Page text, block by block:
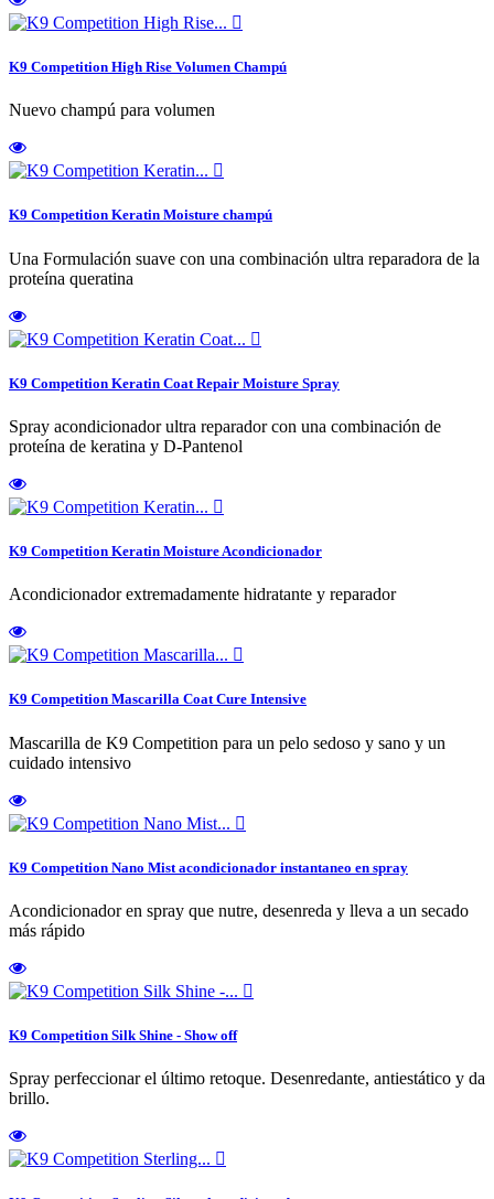

K9 Competition High Rise Volumen Champú
Nuevo champú para volumen

K9 Competition Keratin Moisture champú
Una Formulación suave con una combinación ultra reparadora de la
proteína queratina

K9 Competition Keratin Coat Repair Moisture Spray
Spray acondicionador ultra reparador con una combinación de
proteína de keratina y D-Pantenol

K9 Competition Keratin Moisture Acondicionador
Acondicionador extremadamente hidratante y reparador

K9 Competition Mascarilla Coat Cure Intensive
Mascarilla de K9 Competition para un pelo sedoso y sano y un
cuidado intensivo

K9 Competition Nano Mist acondicionador instantaneo en spray
Acondicionador en spray que nutre, desenreda y lleva a un secado
más rápido

K9 Competition Silk Shine - Show off
Spray perfeccionar el último retoque. Desenredante, antiestático y da
brillo.
